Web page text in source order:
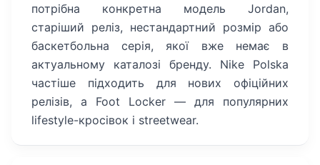
потрібна конкретна модель Jordan,
старіший реліз, нестандартний розмір або
баскетбольна серія, якої вже немає в
актуальному каталозі бренду. Nike Polska
частіше підходить для нових офіційних
релізів, а Foot Locker — для популярних
lifestyle-кросівок і streetwear.